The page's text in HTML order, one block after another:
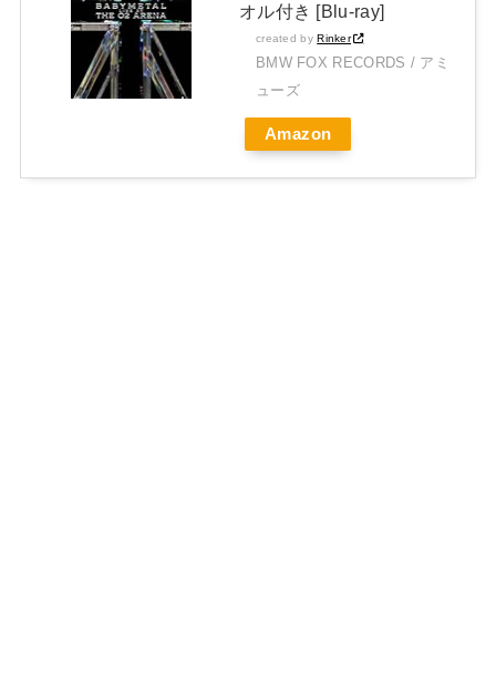
オル付き [Blu-ray]
created byRinker
BMW FOX RECORDS / アミ
ューズ
Amazon